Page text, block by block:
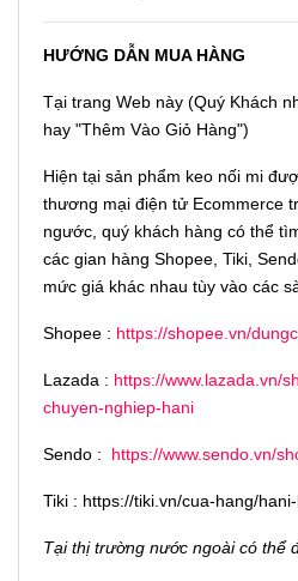
HƯỚNG DẪN MUA HÀNG
Tại trang Web này (Quý Khách
hay "Thêm Vào Giỏ Hàng")
Hiện tại sản phẩm keo nối mi
thương mại điện tử Ecommerce
ngước, quý khách hàng có thể
các gian hàng Shopee, Tiki,
mức giá khác nhau tùy vào các
Shopee : https://shopee.vn/
Lazada : https://www.lazada.vn/
chuyen-nghiep-hani
Sendo : https://www.sendo.vn/
Tiki : https://tiki.vn/cua-hang/
Tại thị trường nước ngoài có thể